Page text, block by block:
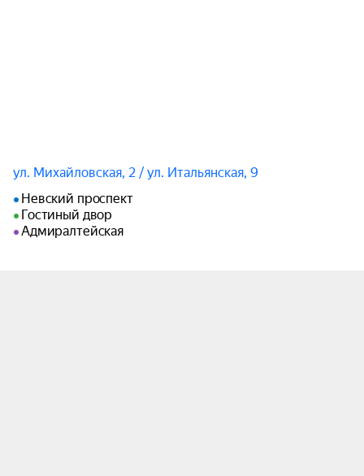
ул. Михайловская, 2 / ул. Итальянская, 9
Невский проспект
Гостиный двор
Адмиралтейская